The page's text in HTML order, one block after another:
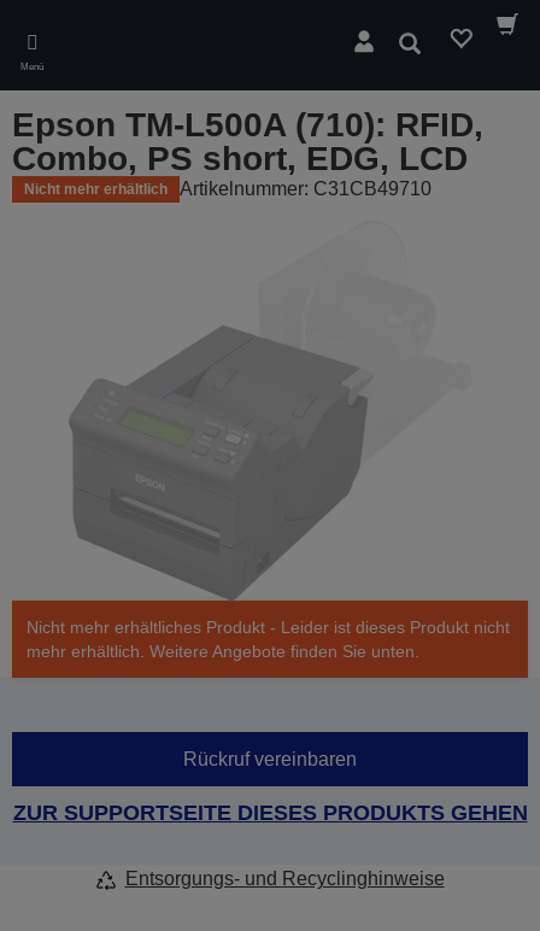
main
content
Menü
Suchen
Epson TM-L500A (710): RFID,
Combo, PS short, EDG, LCD
Nicht mehr erhältlich Artikelnummer: C31CB49710
Nicht mehr erhältliches Produkt - Leider ist dieses Produkt nicht
mehr erhältlich. Weitere Angebote finden Sie unten.
Rückruf vereinbaren
ZUR SUPPORTSEITE DIESES PRODUKTS GEHEN
Entsorgungs- und Recyclinghinweise